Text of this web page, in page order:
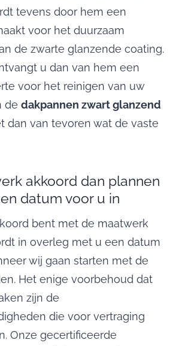
tevens door hem een
voor het duurzaam
de zwarte glanzende coating.
u dan van hem een
voor het reinigen van uw
de dakpannen zwart glanzend
dan van tevoren wat de vaste
akkoord dan plannen
datum voor u in
bent met de maatwerk
in overleg met u een datum
wij gaan starten met de
Het enige voorbehoud dat
zijn de
die voor vertraging
Onze gecertificeerde